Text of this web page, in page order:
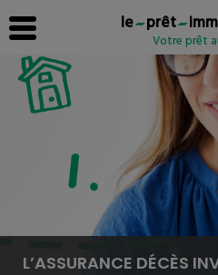
le prêt
Votre prêt
L’ASSURANCE DÉCÈS